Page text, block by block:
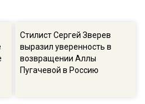
Стилист Сергей Зверев
выразил уверенность в
возвращении Аллы
Пугачевой в Россию